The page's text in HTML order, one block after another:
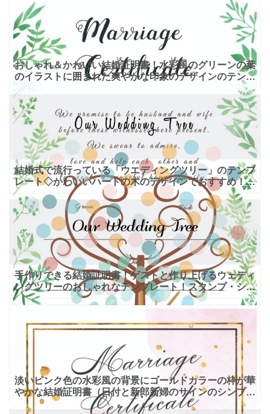
おしゃれ＆かわいい結婚証明書！水彩風のグリーンの葉
のイラストに囲まれた爽やかな印象のデザインのテンプ
レートとなり、ダウンロードしご利用頂けます。神聖で
清らかなグ
結婚式で流行っている「ウエディングツリー」のテンプ
レート◇かわいいハートの木のデザインでおすすめ！
結婚式のお役立ちアイテムとして人気のある「ウエディ
ングツリー
手作りできる結婚証明書！ゲストと作り上げるウェディ
ングツリーのおしゃれなテンプレート！スタンプ・シー
ルでアレンジ自在♪ 結婚式に招待したゲストと作り上げ
淡いピンク色の水彩風の背景にゴールドカラーの枠が華
やかな結婚証明書（日付と新郎新婦のサインのシンプ
ル）のテンプレート。淡いピンク系のマーブル模様の背